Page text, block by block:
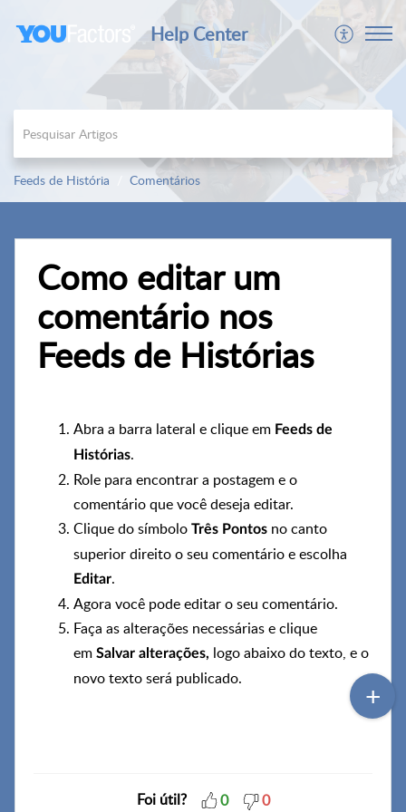
Help Center
Feeds de História Comentários
Como editar um
comentário nos
Feeds de Histórias
Abra a barra lateral e clique em Feeds de
Histórias.
Role para encontrar a postagem e o
comentário que você deseja editar.
Clique do símbolo Três Pontos no canto
superior direito o seu comentário e escolha
Editar.
Agora você pode editar o seu comentário.
Faça as alterações necessárias e clique
em Salvar alterações, logo abaixo do texto, e o
novo texto será publicado.
Foi útil? 0 0